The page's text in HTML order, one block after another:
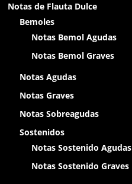
Anónimo138400
olaaa
Anónimo138400
olaaa
Notas de Flauta Dulce
Bemoles
Notas Bemol Agudas
Notas Bemol Graves
Notas Agudas
Notas Graves
Notas Sobreagudas
Sostenidos
Notas Sostenido Agudas
Notas Sostenido Graves